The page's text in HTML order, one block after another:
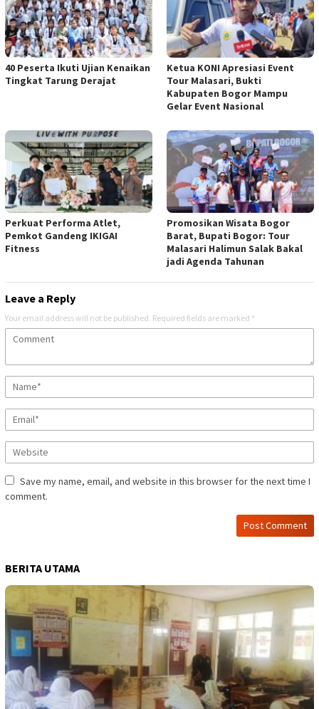
40 Peserta Ikuti Ujian Kenaikan
Tingkat Tarung Derajat
Ketua KONI Apresiasi Event
Tour Malasari, Bukti
Kabupaten Bogor Mampu
Gelar Event Nasional
Perkuat Performa Atlet,
Pemkot Gandeng IKIGAI
Fitness
Promosikan Wisata Bogor
Barat, Bupati Bogor: Tour
Malasari Halimun Salak Bakal
jadi Agenda Tahunan
Leave a Reply
Your email address will not be published. Required fields are marked *
Save my name, email, and website in this browser for the next time I
comment.
BERITA UTAMA